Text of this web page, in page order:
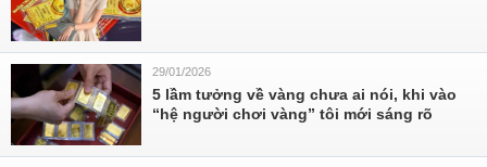
29/01/2026
5 lầm tưởng về vàng chưa ai nói, khi vào
“hệ người chơi vàng” tôi mới sáng rõ